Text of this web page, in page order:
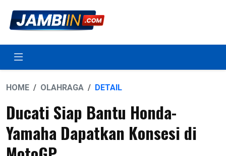
HOME OLAHRAGA DETAIL
Ducati Siap Bantu Honda-
Yamaha Dapatkan Konsesi di